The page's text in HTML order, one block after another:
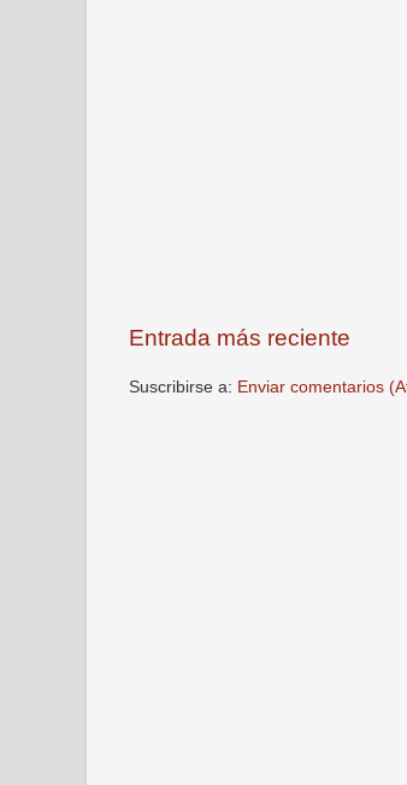
Entrada más reciente
Suscribirse a: Enviar comentarios